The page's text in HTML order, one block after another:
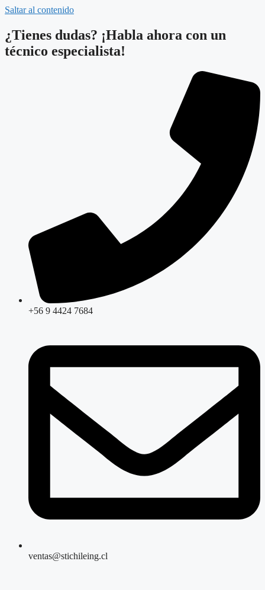
Saltar al contenido
¿Tienes dudas? ¡Habla ahora con un
técnico especialista!
+56 9 4424 7684
ventas@stichileing.cl